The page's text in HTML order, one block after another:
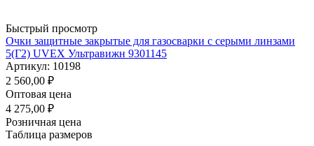
Быстрый просмотр
Очки защитные закрытые для газосварки с серыми линзами
5(Г2) UVEX Ультравижн 9301145
Артикул: 10198
2 560,00 ₽
Оптовая цена
4 275,00 ₽
Розничная цена
Таблица размеров